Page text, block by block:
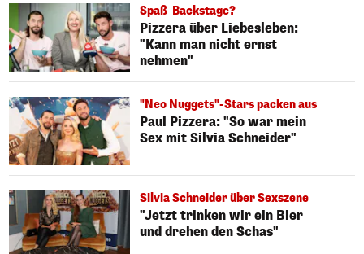
Spaß Backstage?
Pizzera über Liebesleben:
"Kann man nicht ernst
nehmen"
"Neo Nuggets"-Stars packen aus
Paul Pizzera: "So war mein
Sex mit Silvia Schneider"
Silvia Schneider über Sexszene
"Jetzt trinken wir ein Bier
und drehen den Schas"